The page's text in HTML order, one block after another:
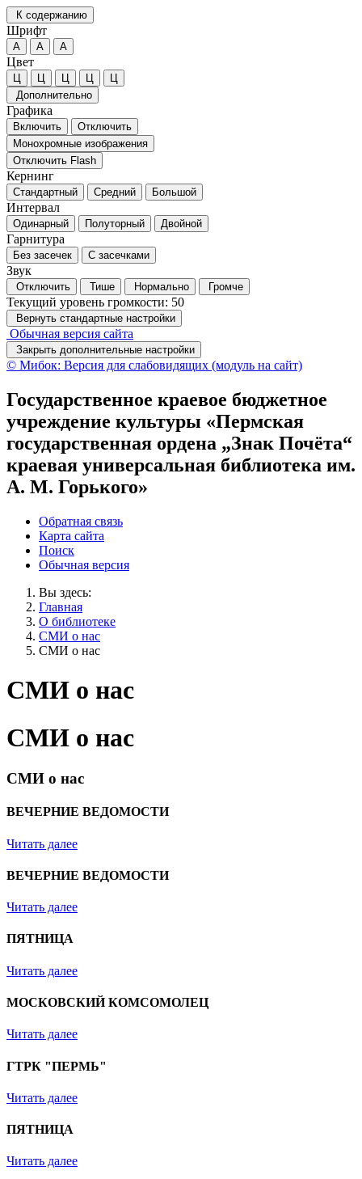
К содержанию
Шрифт
А А А
Цвет
Ц Ц Ц Ц
Ц
Дополнительно
Графика
Включить
Отключить
Монохромные изображения
Отключить Flash
Кернинг
Стандартный Средний Большой
Интервал
Одинарный Полуторный Двойной
Гарнитура
Без засечек С засечками
Звук
Отключить Тише Нормально Громче
Текущий уровень громкости: 50
Вернуть стандартные настройки
Обычная версия сайта
Закрыть дополнительные настройки
© Мибок: Версия для слабовидящих (модуль на сайт)
Государственное краевое бюджетное
учреждение культуры «Пермская
государственная ордена „Знак Почёта“
краевая универсальная библиотека им.
А. М. Горького»
Обратная связь
Карта сайта
Поиск
Обычная версия
Вы здесь:
Главная
О библиотеке
СМИ о нас
СМИ о нас
СМИ о нас
СМИ о нас
СМИ о нас
ВЕЧЕРНИЕ ВЕДОМОСТИ
Читать далее
ВЕЧЕРНИЕ ВЕДОМОСТИ
Читать далее
ПЯТНИЦА
Читать далее
МОСКОВСКИЙ КОМСОМОЛЕЦ
Читать далее
ГТРК "ПЕРМЬ"
Читать далее
ПЯТНИЦА
Читать далее